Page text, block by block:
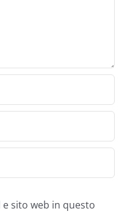
sito web in questo